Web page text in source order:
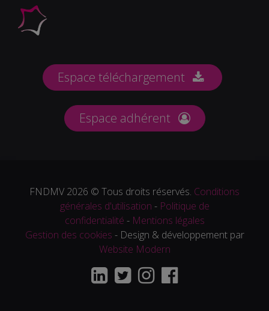
Espace téléchargement
Espace adhérent
FNDMV 2026 © Tous droits réservés. Conditions
générales d'utilisation - Politique de
confidentialité - Mentions légales
Gestion des cookies - Design & développement par
Website Modern